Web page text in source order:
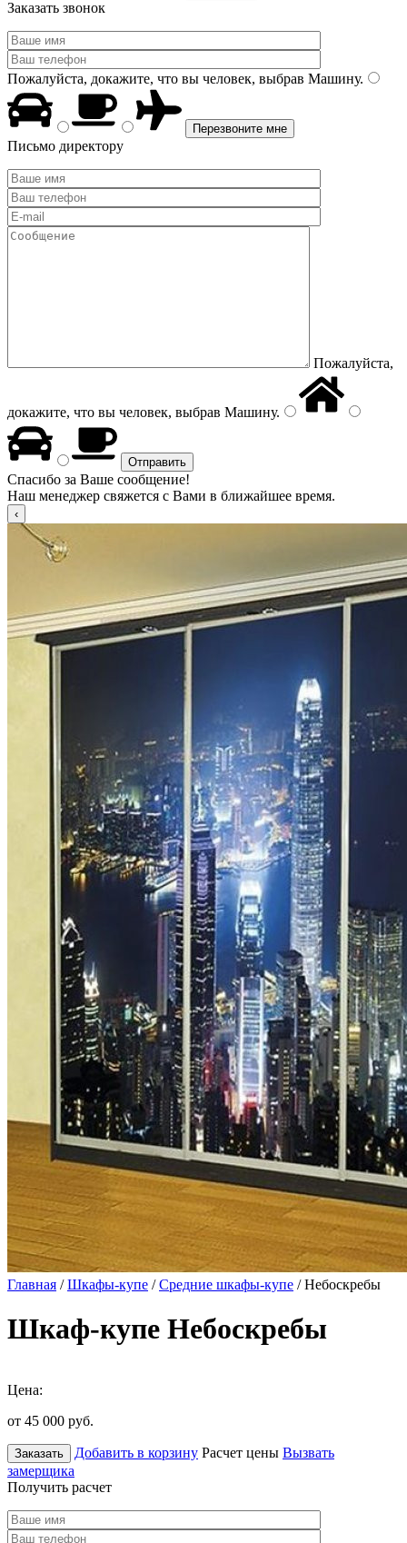
Заказать звонок
Пожалуйста, докажите, что вы человек, выбрав Машину.
Письмо директору
Пожалуйста,
докажите, что вы человек, выбрав Машину.
Спасибо за Ваше сообщение!
Наш менеджер свяжется с Вами в ближайшее время.
Главная /Шкафы-купе /Средние шкафы-купе / Небоскребы
Шкаф-купе Небоскребы
Цена:
от 45 000 руб.
Заказать Добавить в корзину Расчет цены Вызвать
замерщика
Получить расчет